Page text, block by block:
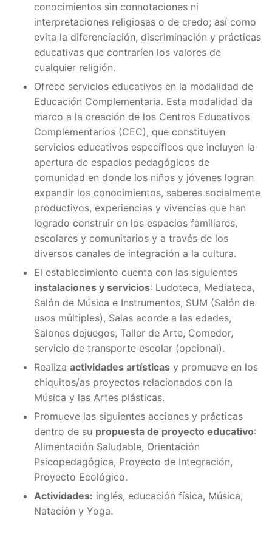
conocimientos sin connotaciones ni
interpretaciones religiosas o de credo; así como
evita la diferenciación, discriminación y prácticas
educativas que contraríen los valores de
cualquier religión.
Ofrece servicios educativos en la modalidad de
Educación Complementaria. Esta modalidad da
marco a la creación de los Centros Educativos
Complementarios (CEC), que constituyen
servicios educativos específicos que incluyen la
apertura de espacios pedagógicos de
comunidad en donde los niños y jóvenes logran
expandir los conocimientos, saberes socialmente
productivos, experiencias y vivencias que han
logrado construir en los espacios familiares,
escolares y comunitarios y a través de los
diversos canales de integración a la cultura.
El establecimiento cuenta con las siguientes
instalaciones y servicios: Ludoteca, Mediateca,
Salón de Música e Instrumentos, SUM (Salón de
usos múltiples), Salas acorde a las edades,
Salones dejuegos, Taller de Arte, Comedor,
servicio de transporte escolar (opcional).
Realiza actividades artísticas y promueve en los
chiquitos/as proyectos relacionados con la
Música y las Artes plásticas.
Promueve las siguientes acciones y prácticas
dentro de su propuesta de proyecto educativo:
Alimentación Saludable, Orientación
Psicopedagógica, Proyecto de Integración,
Proyecto Ecológico.
Actividades: inglés, educación física, Música,
Natación y Yoga.